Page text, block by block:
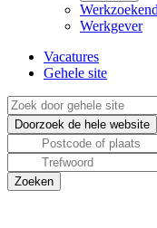
Werkgever
Vacatures
Gehele site